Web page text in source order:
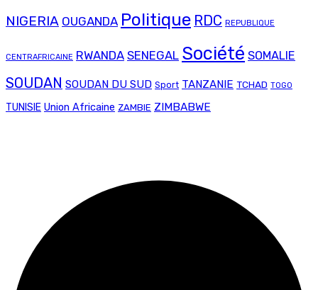
NIGERIA OUGANDA Politique RDC REPUBLIQUE
CENTRAFRICAINE RWANDA SENEGAL Société SOMALIE
SOUDAN SOUDAN DU SUD Sport TANZANIE TCHAD TOGO
TUNISIE Union Africaine ZAMBIE ZIMBABWE